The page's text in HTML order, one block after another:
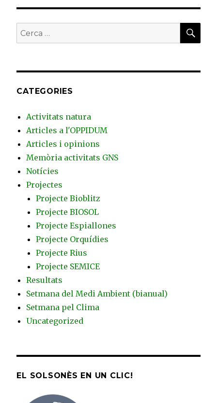
Buscar
per:
CATEGORIES
Activitats natura
Articles a l'OPPIDUM
Articles i opinions
Memòria activitats GNS
Notícies
Projectes
Projecte Bioblitz
Projecte BIOSOL
Projecte Espiallones
Projecte Orquídies
Projecte Rius
Projecte SEMICE
Resultats
Setmana del Medi Ambient (bianual)
Setmana pel Clima
Uncategorized
EL SOLSONÈS EN UN CLIC!